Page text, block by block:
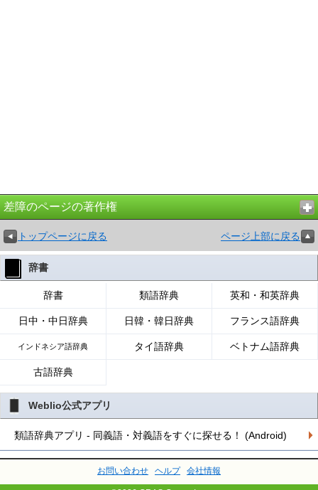
差障のページの著作権
トップページに戻る ページ上部に戻る
辞書
辞書 類語辞典 英和・和英辞典
日中・中日辞典 日韓・韓日辞典 フランス語辞典
インドネシア語辞典 タイ語辞典 ベトナム語辞典
古語辞典
Weblio公式アプリ
類語辞典アプリ - 同義語・対義語をすぐに探せる！ (Android)
お問い合わせ ヘルプ 会社情報